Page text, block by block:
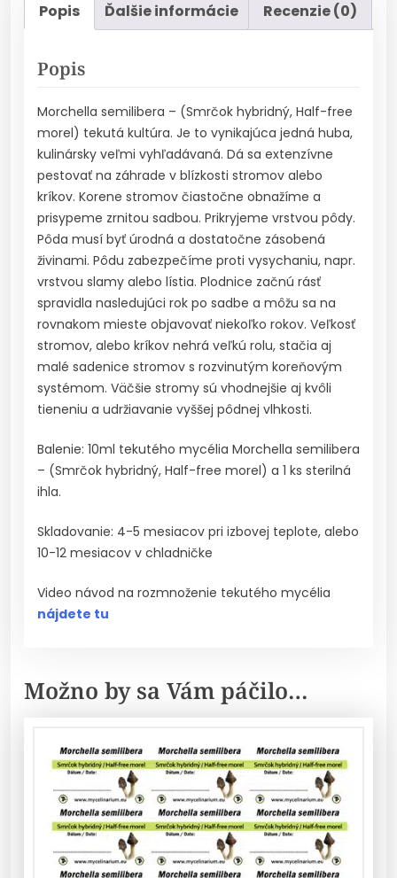
Popis Ďalšie informácie Recenzie (0)
Popis
Morchella semilibera – (Smrčok hybridný, Half-free
morel) tekutá kultúra. Je to vynikajúca jedná huba,
kulinársky veľmi vyhľadávaná. Dá sa extenzívne
pestovať na záhrade v blízkosti stromov alebo
kríkov. Korene stromov čiastočne obnažíme a
prisypeme zrnitou sadbou. Prikryjeme vrstvou pôdy.
Pôda musí byť úrodná a dostatočne zásobená
živinami. Pôdu zabezpečíme proti vysychaniu, napr.
vrstvou slamy alebo lístia. Plodnice začnú rásť
spravidla nasledujúci rok po sadbe a môžu sa na
rovnakom mieste objavovať niekoľko rokov. Veľkosť
stromov, alebo kríkov nehrá veľkú rolu, stačia aj
malé sadenice stromov s rozvinutým koreňovým
systémom. Väčšie stromy sú vhodnejšie aj kvôli
tieneniu a udržiavanie vyššej pôdnej vlhkosti.
Balenie: 10ml tekutého mycélia Morchella semilibera
– (Smrčok hybridný, Half-free morel) a 1 ks sterilná
ihla.
Skladovanie: 4-5 mesiacov pri izbovej teplote, alebo
10-12 mesiacov v chladničke
Video návod na rozmnoženie tekutého mycélia
nájdete tu
Možno by sa Vám páčilo…